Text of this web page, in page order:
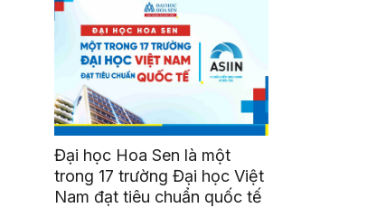
Đại học Hoa Sen là một
trong 17 trường Đại học Việt
Nam đạt tiêu chuẩn quốc tế